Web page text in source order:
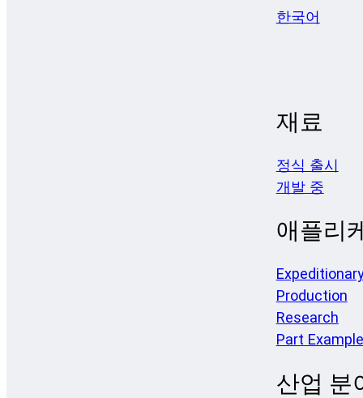
한국어
재료
정식 출시
개발 중
애플리
Production
Research
Part
산업 분